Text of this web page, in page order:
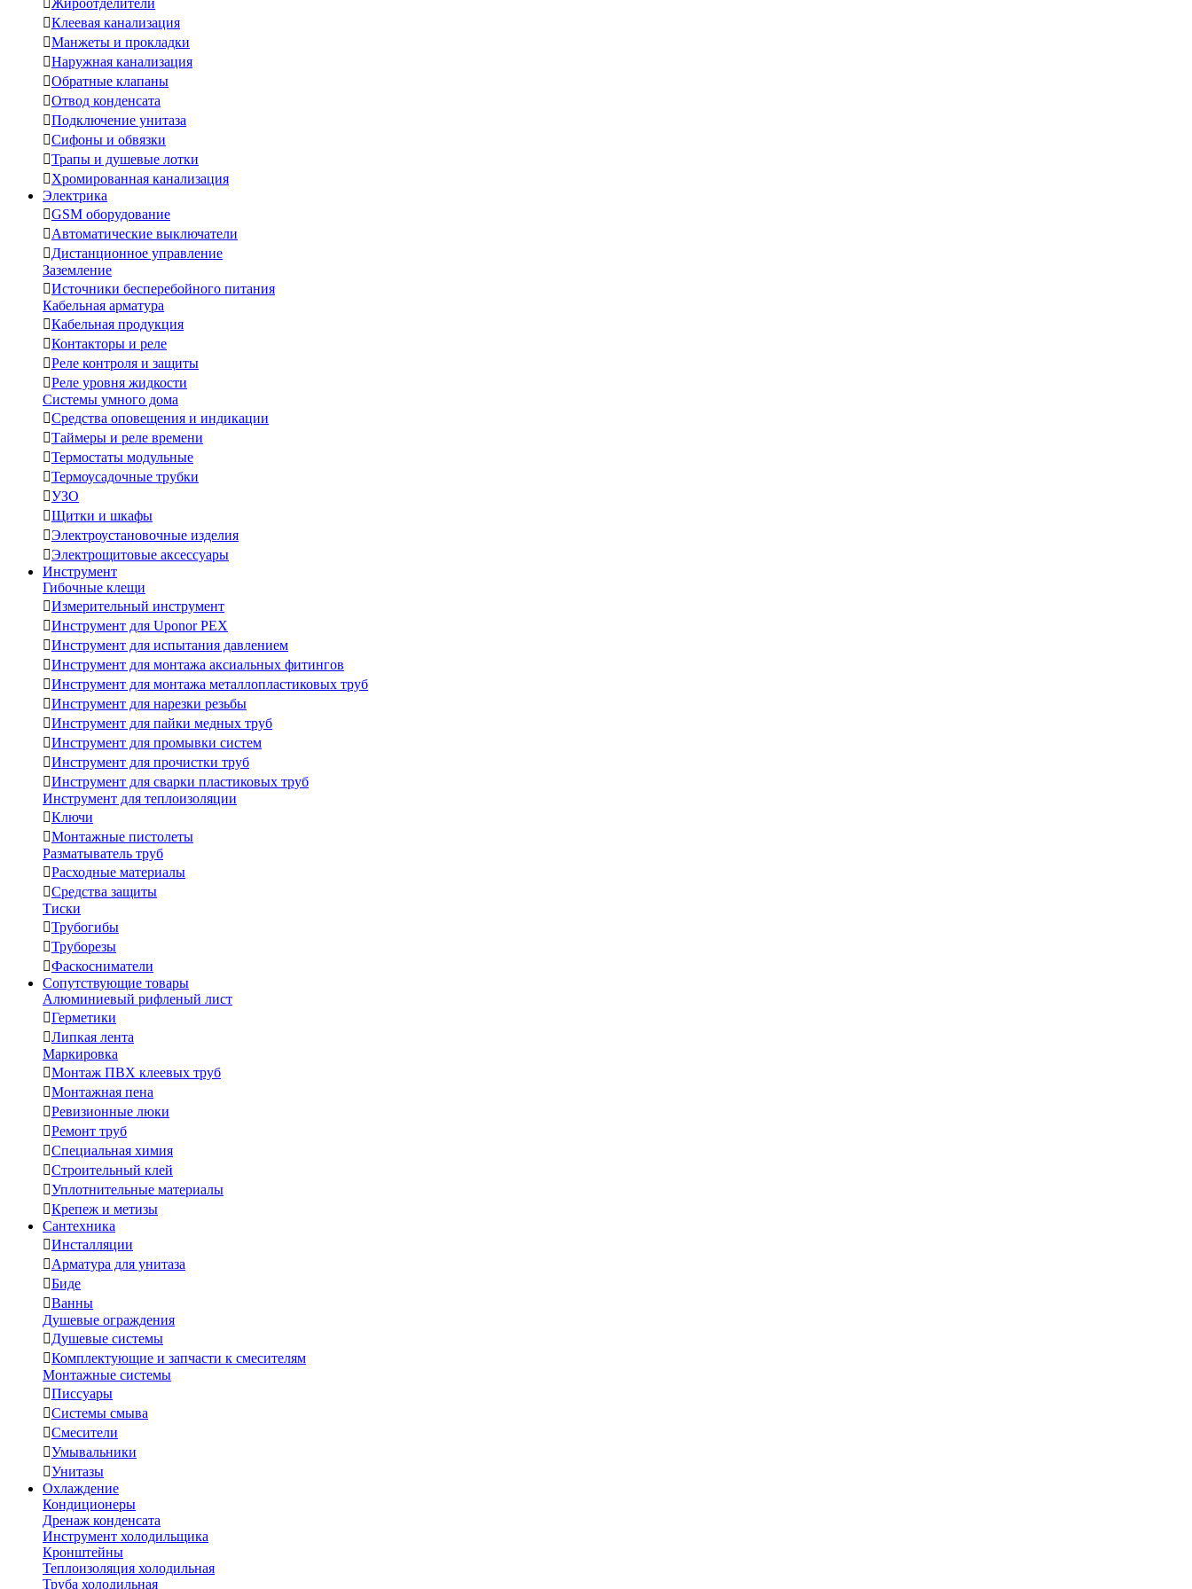
Жироотделители
Клеевая канализация
Манжеты и прокладки
Наружная канализация
Обратные клапаны
Отвод конденсата
Подключение унитаза
Сифоны и обвязки
Трапы и душевые лотки
Хромированная канализация
Электрика
GSM оборудование
Автоматические выключатели
Дистанционное управление
Заземление
Источники бесперебойного питания
Кабельная арматура
Кабельная продукция
Контакторы и реле
Реле контроля и защиты
Реле уровня жидкости
Системы умного дома
Средства оповещения и индикации
Таймеры и реле времени
Термостаты модульные
Термоусадочные трубки
УЗО
Щитки и шкафы
Электроустановочные изделия
Электрощитовые аксессуары
Инструмент
Гибочные клещи
Измерительный инструмент
Инструмент для Uponor PEX
Инструмент для испытания давлением
Инструмент для монтажа аксиальных фитингов
Инструмент для монтажа металлопластиковых труб
Инструмент для нарезки резьбы
Инструмент для пайки медных труб
Инструмент для промывки систем
Инструмент для прочистки труб
Инструмент для сварки пластиковых труб
Инструмент для теплоизоляции
Ключи
Монтажные пистолеты
Разматыватель труб
Расходные материалы
Средства защиты
Тиски
Трубогибы
Труборезы
Фаскосниматели
Сопутствующие товары
Алюминиевый рифленый лист
Герметики
Липкая лента
Маркировка
Монтаж ПВХ клеевых труб
Монтажная пена
Ревизионные люки
Ремонт труб
Специальная химия
Строительный клей
Уплотнительные материалы
Крепеж и метизы
Сантехника
Инсталляции
Арматура для унитаза
Биде
Ванны
Душевые ограждения
Душевые системы
Комплектующие и запчасти к смесителям
Монтажные системы
Писсуары
Системы смыва
Смесители
Умывальники
Унитазы
Охлаждение
Кондиционеры
Дренаж конденсата
Инструмент холодильщика
Кронштейны
Теплоизоляция холодильная
Труба холодильная